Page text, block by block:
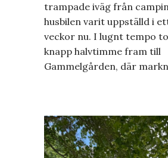
trampade iväg från
husbilen varit uppställd i
veckor nu. I lugnt tempo
knapp halvtimme fram till
Gammelgården, där